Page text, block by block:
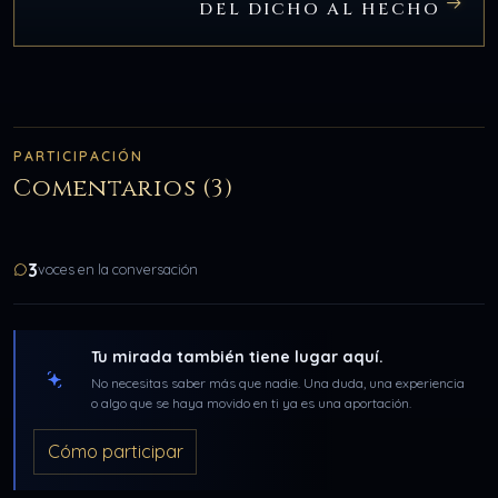
DEL DICHO AL HECHO
PARTICIPACIÓN
Comentarios (3)
3voces en la conversación
Tu mirada también tiene lugar aquí.
No necesitas saber más que nadie. Una duda, una experiencia
o algo que se haya movido en ti ya es una aportación.
Cómo participar